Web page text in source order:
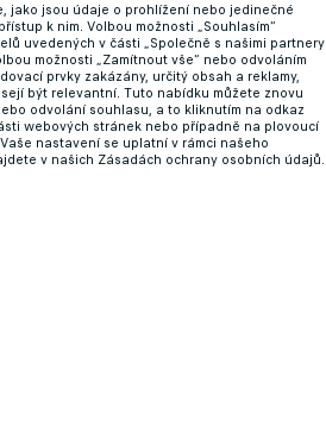
jako jsou údaje o prohlížení nebo jedinečné
k nim. Volbou možnosti „Souhlasím“
uvedených v části „Společně s našimi partnery
možnosti „Zamítnout vše“ nebo odvoláním
prvky zakázány, určitý obsah a reklamy,
být relevantní. Tuto nabídku můžete znovu
odvolání souhlasu, a to kliknutím na odkaz
webových stránek nebo případně na plovoucí
nastavení se uplatní v rámci našeho
v našich Zásadách ochrany osobních údajů.